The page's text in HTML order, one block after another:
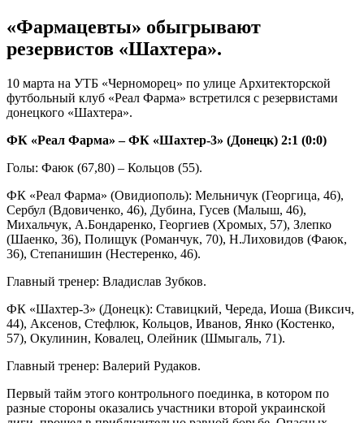
«Фармацевты» обыгрывают
резервистов «Шахтера».
10 марта на УТБ «Черноморец» по улице Архитекторской
футбольный клуб «Реал Фарма» встретился с резервистами
донецкого «Шахтера».
ФК «Реал Фарма» – ФК «Шахтер-3» (Донецк) 2:1 (0:0)
Голы: Фаюк (67,80) – Кольцов (55).
ФК «Реал Фарма» (Овидиополь): Мельничук (Георгица, 46),
Сербул (Вдовиченко, 46), Дубина, Гусев (Малыш, 46),
Михальчук, А.Бондаренко, Георгиев (Хромых, 57), Злепко
(Шаенко, 36), Полищук (Романчук, 70), Н.Лиховидов (Фаюк,
36), Степанишин (Нестеренко, 46).
Главный тренер: Владислав Зубков.
ФК «Шахтер-3» (Донецк): Ставицкий, Череда, Иоша (Виксич,
44), Аксенов, Стефлюк, Кольцов, Иванов, Янко (Костенко,
57), Окулинин, Ковалец, Олейник (Шмыгаль, 71).
Главный тренер: Валерий Рудаков.
Первый тайм этого контрольного поединка, в котором по
разные стороны оказались участники второй украинской